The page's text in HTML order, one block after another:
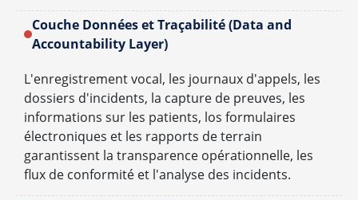
Couche Données et Traçabilité (Data and
Accountability Layer)
L'enregistrement vocal, les journaux d'appels, les
dossiers d'incidents, la capture de preuves, les
informations sur les patients, los formulaires
électroniques et les rapports de terrain
garantissent la transparence opérationnelle, les
flux de conformité et l'analyse des incidents.